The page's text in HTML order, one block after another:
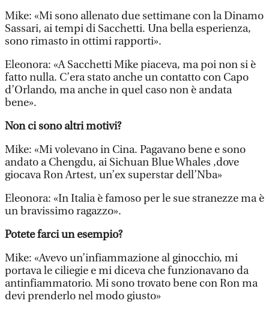
Mike: «Mi sono allenato due settimane con la Dinamo
Sassari, ai tempi di Sacchetti. Una bella esperienza,
sono rimasto in ottimi rapporti».
Eleonora: «A Sacchetti Mike piaceva, ma poi non si è
fatto nulla. C’era stato anche un contatto con Capo
d’Orlando, ma anche in quel caso non è andata
bene».
Non ci sono altri motivi?
Mike: «Mi volevano in Cina. Pagavano bene e sono
andato a Chengdu, ai Sichuan Blue Whales ,dove
giocava Ron Artest, un’ex superstar dell’Nba»
Eleonora: «In Italia è famoso per le sue stranezze ma è
un bravissimo ragazzo».
Potete farci un esempio?
Mike: «Avevo un’infiammazione al ginocchio, mi
portava le ciliegie e mi diceva che funzionavano da
antinfiammatorio. Mi sono trovato bene con Ron ma
devi prenderlo nel modo giusto»